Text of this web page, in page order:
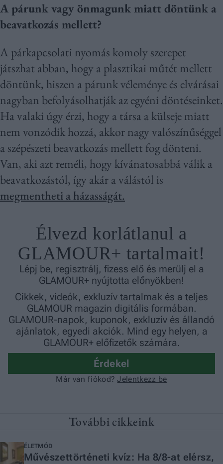
A párunk vagy önmagunk miatt döntünk a
beavatkozás mellett?
A párkapcsolati nyomás komoly szerepet
játszhat abban, hogy a plasztikai műtét mellett
döntünk, hiszen a párunk véleménye és elvárásai
nagyban befolyásolhatják az egyéni döntéseinket.
Ha valaki úgy érzi, hogy a társa a külseje miatt
nem vonzódik hozzá, akkor nagy valószínűséggel
a szépészeti beavatkozás mellett fog dönteni.
Van, aki azt reméli, hogy kívánatosabbá válik a
beavatkozástól, így akár a válástól is
megmentheti a házasságát.
További cikkeink
ÉLETMÓD
Művészettörténeti kvíz: Ha 8/8-at elérsz,